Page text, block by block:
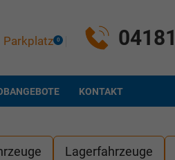
Parkplatz 0
KONTAKT
Lagerfahrzeuge